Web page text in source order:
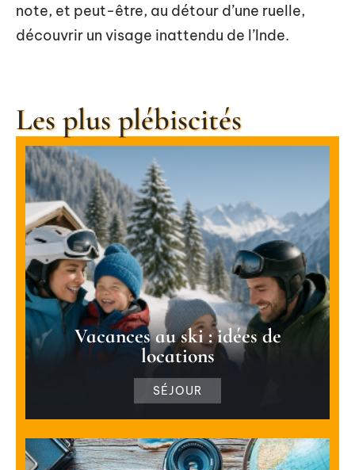
note, et peut-être, au détour d’une ruelle,
découvrir un visage inattendu de l’Inde.
Les plus plébiscités
Vacances au ski : idées de
locations
SÉJOUR